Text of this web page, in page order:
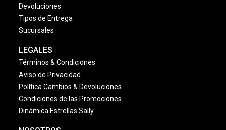
Devoluciones
Tipos de Entrega
Sucursales
LEGALES
Términos & Condiciones
Aviso de Privacidad
Política Cambios & Devoluciones
Condiciones de las Promociones
Dinámica Estrellas Sally